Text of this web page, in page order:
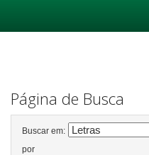
Página de Busca
Buscar em:
por